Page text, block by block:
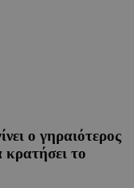
ο γηραιότερος
το